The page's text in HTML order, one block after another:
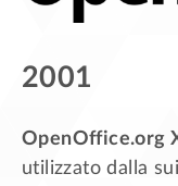
2001
OpenOffice.org
utilizzato dalla